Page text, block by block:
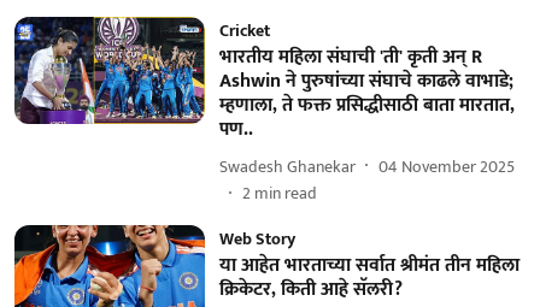
Cricket
भारतीय महिला संघाची 'ती' कृती अन् R
Ashwin ने पुरुषांच्या संघाचे काढले वाभाडे;
म्हणाला, ते फक्त प्रसिद्धीसाठी बाता मारतात,
पण..
Swadesh Ghanekar
04 November 2025
2min read
Web Story
या आहेत भारताच्या सर्वात श्रीमंत तीन महिला
क्रिकेटर, किती आहे सॅलरी?